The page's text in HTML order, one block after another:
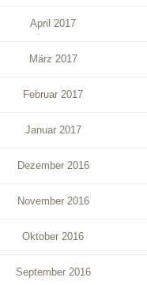
April 2017
März 2017
Februar 2017
Januar 2017
Dezember 2016
November 2016
Oktober 2016
September 2016